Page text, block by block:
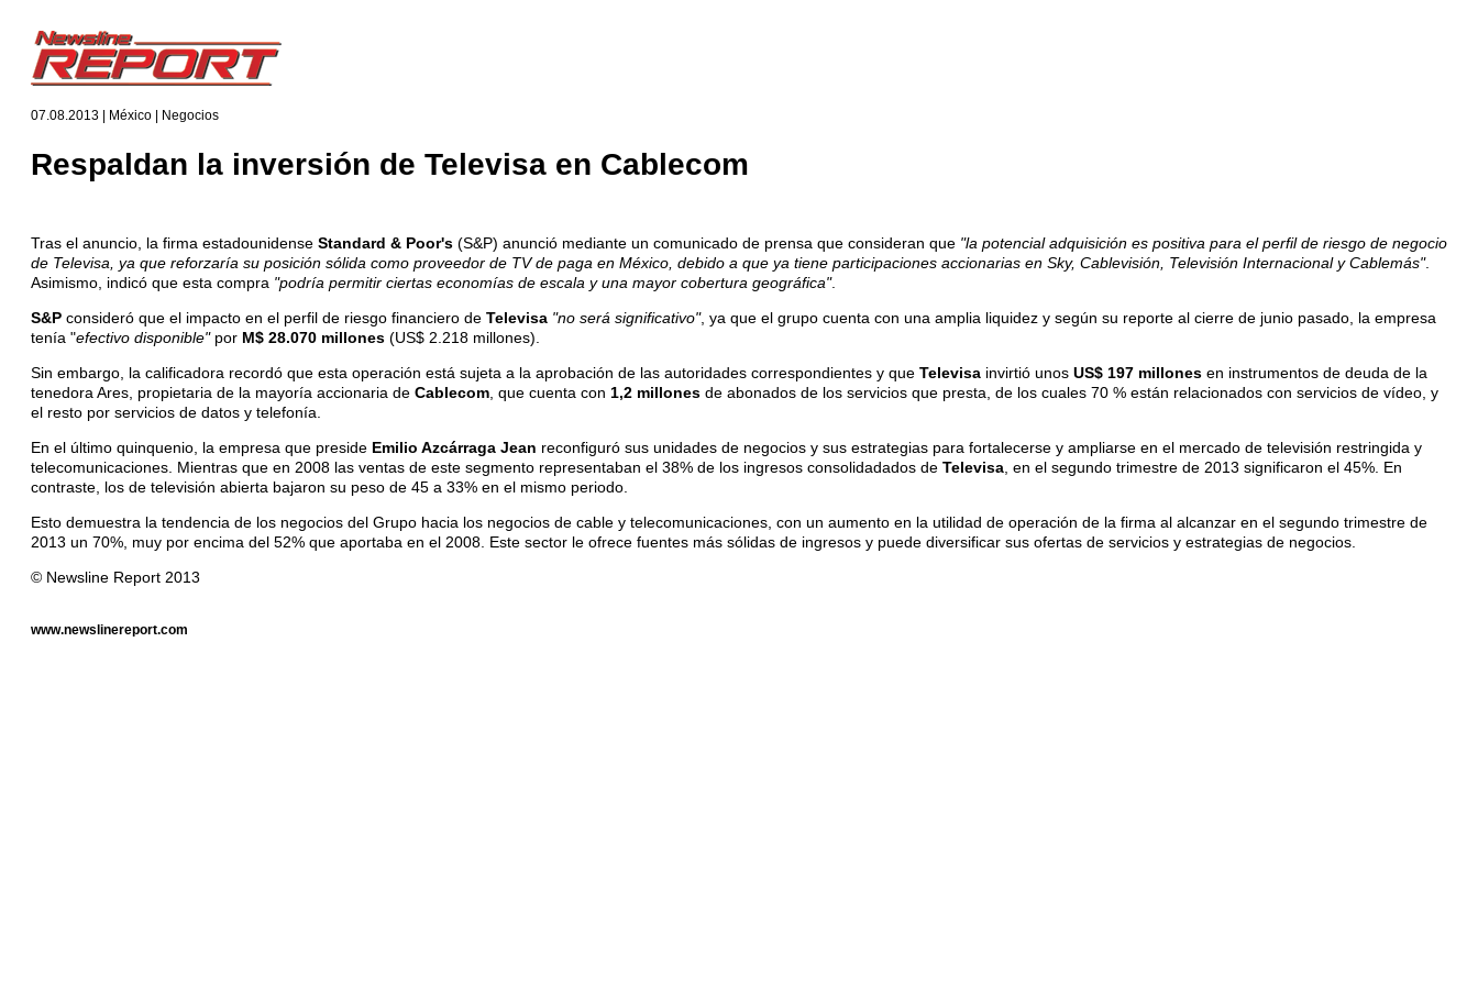
07.08.2013 | México | Negocios
Respaldan la inversión de Televisa en Cablecom
Tras el anuncio, la firma estadounidense Standard & Poor's (S&P) anunció mediante un comunicado de prensa que consideran que "la potencial adquisición es positiva para el perfil de riesgo de negocio
de Televisa, ya que reforzaría su posición sólida como proveedor de TV de paga en México, debido a que ya tiene participaciones accionarias en Sky, Cablevisión, Televisión Internacional y Cablemás".
Asimismo, indicó que esta compra "podría permitir ciertas economías de escala y una mayor cobertura geográfica".
S&P consideró que el impacto en el perfil de riesgo financiero de Televisa "no será significativo", ya que el grupo cuenta con una amplia liquidez y según su reporte al cierre de junio pasado, la empresa
tenía "efectivo disponible"por M$ 28.070 millones (US$ 2.218 millones).
Sin embargo, la calificadora recordó que esta operación está sujeta a la aprobación de las autoridades correspondientes y que Televisa invirtió unos US$ 197 millones en instrumentos de deuda de la
tenedora Ares, propietaria de la mayoría accionaria de Cablecom , que cuenta con 1,2 millones de abonados de los servicios que presta, de los cuales 70 % están relacionados con servicios de vídeo, y
el resto por servicios de datos y telefonía.
En el último quinquenio, la empresa que preside Emilio Azcárraga Jean reconfiguró sus unidades de negocios y sus estrategias para fortalecerse y ampliarse en el mercado de televisión restringida y
telecomunicaciones. Mientras que en 2008 las ventas de este segmento representaban el 38% de los ingresos consolidadados de Televisa , en el segundo trimestre de 2013 significaron el 45%. En
contraste, los de televisión abierta bajaron su peso de 45 a 33% en el mismo periodo.
Esto demuestra la tendencia de los negocios del Grupo hacia los negocios de cable y telecomunicaciones, con un aumento en la utilidad de operación de la firma al alcanzar en el segundo trimestre de
2013 un 70%, muy por encima del 52% que aportaba en el 2008. Este sector le ofrece fuentes más sólidas de ingresos y puede diversificar sus ofertas de servicios y estrategias de negocios.
© Newsline Report 2013
www.newslinereport.com